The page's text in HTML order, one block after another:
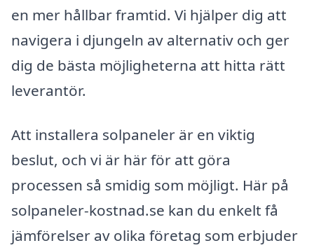
en mer hållbar framtid. Vi hjälper dig att
navigera i djungeln av alternativ och ger
dig de bästa möjligheterna att hitta rätt
leverantör.
Att installera solpaneler är en viktig
beslut, och vi är här för att göra
processen så smidig som möjligt. Här på
solpaneler-kostnad.se kan du enkelt få
jämförelser av olika företag som erbjuder